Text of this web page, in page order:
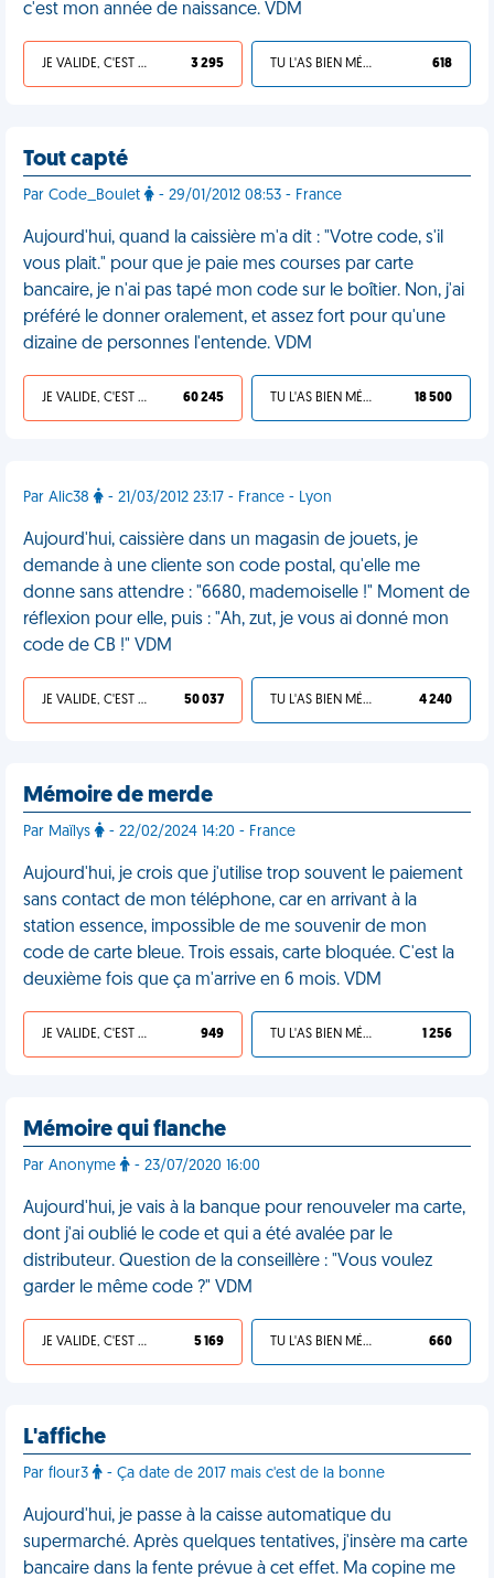
c'est mon année de naissance. VDM
JE VALIDE, C'EST UNE VDM 3 295 TU L'AS BIEN MÉRITÉ 618
Tout capté
Par Code_Boulet - 29/01/2012 08:53 - France
Aujourd'hui, quand la caissière m'a dit : "Votre code, s'il
vous plait." pour que je paie mes courses par carte
bancaire, je n'ai pas tapé mon code sur le boîtier. Non, j'ai
préféré le donner oralement, et assez fort pour qu'une
dizaine de personnes l'entende. VDM
JE VALIDE, C'EST UNE VDM 60 245 TU L'AS BIEN MÉRITÉ 18 500
Par Alic38 - 21/03/2012 23:17 - France - Lyon
Aujourd'hui, caissière dans un magasin de jouets, je
demande à une cliente son code postal, qu'elle me
donne sans attendre : "6680, mademoiselle !" Moment de
réflexion pour elle, puis : "Ah, zut, je vous ai donné mon
code de CB !" VDM
JE VALIDE, C'EST UNE VDM 50 037 TU L'AS BIEN MÉRITÉ 4 240
Mémoire de merde
Par Maïlys - 22/02/2024 14:20 - France
Aujourd'hui, je crois que j'utilise trop souvent le paiement
sans contact de mon téléphone, car en arrivant à la
station essence, impossible de me souvenir de mon
code de carte bleue. Trois essais, carte bloquée. C'est la
deuxième fois que ça m'arrive en 6 mois. VDM
JE VALIDE, C'EST UNE VDM 949 TU L'AS BIEN MÉRITÉ 1 256
Mémoire qui flanche
Par Anonyme - 23/07/2020 16:00
Aujourd'hui, je vais à la banque pour renouveler ma carte,
dont j'ai oublié le code et qui a été avalée par le
distributeur. Question de la conseillère : "Vous voulez
garder le même code ?" VDM
JE VALIDE, C'EST UNE VDM 5 169 TU L'AS BIEN MÉRITÉ 660
L'affiche
Par flour3 - Ça date de 2017 mais c'est de la bonne
Aujourd'hui, je passe à la caisse automatique du
supermarché. Après quelques tentatives, j'insère ma carte
bancaire dans la fente prévue à cet effet. Ma copine me